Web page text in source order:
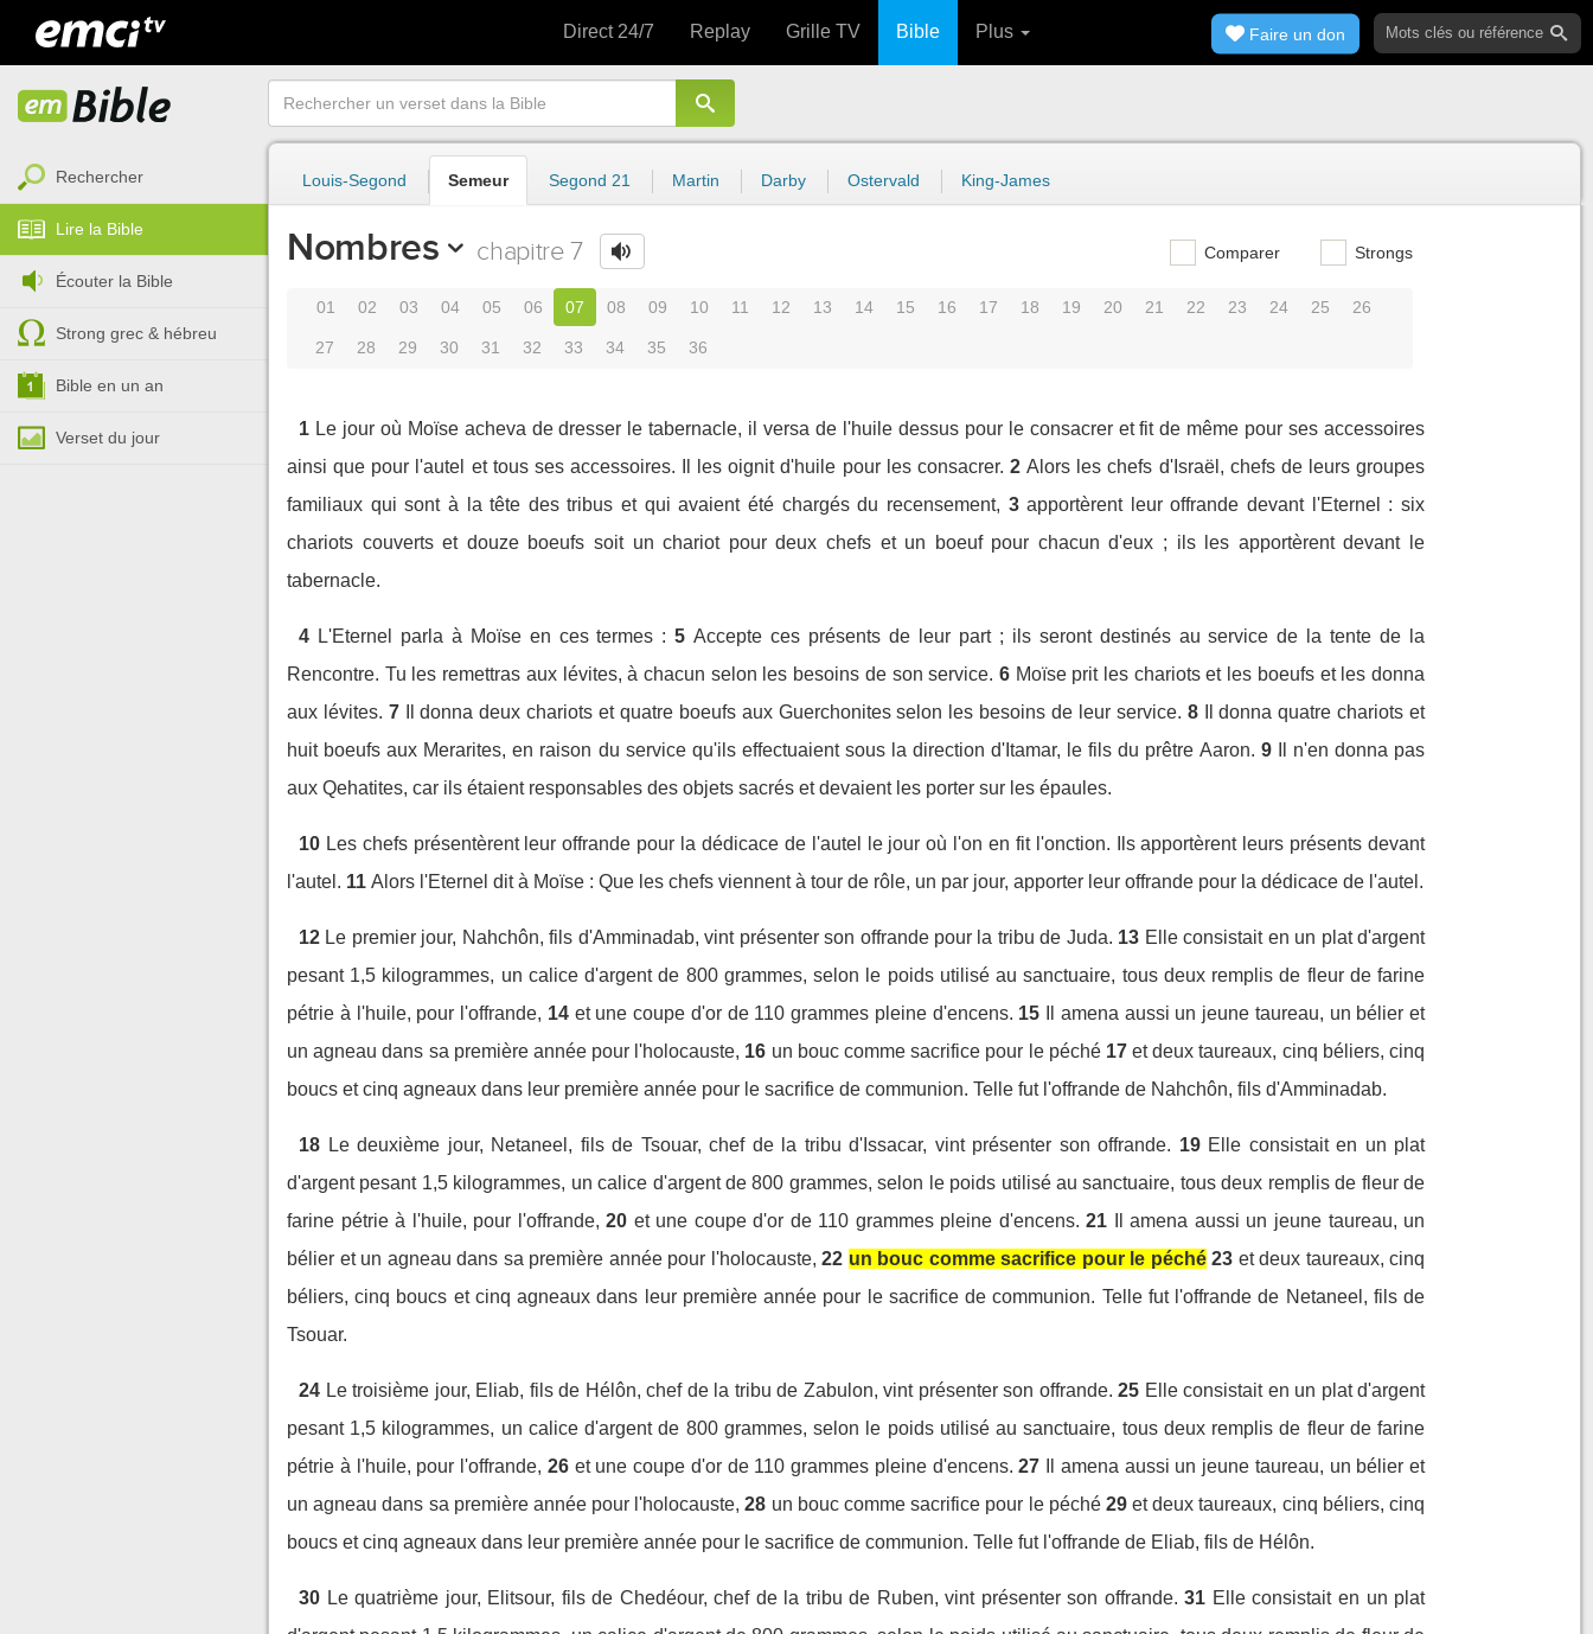
Direct 24/7 Replay Grille TV Bible Plus Faire un don
Rechercher
Lire la Bible
Écouter la Bible
Strong grec & hébreu
Bible en un an
Verset du jour
Louis-Segond Semeur Segond 21 Martin Darby Ostervald King-James
Nombres chapitre 7 Comparer Strongs
01 02 03 04 05 06 07 08 09 10 11 12 13 14 15 16 17 18 19 20 21 22 23 24 25 26
27 28 29 30 31 32 33 34 35 36
1 Le jour où Moïse acheva de dresser le tabernacle, il versa de l'huile dessus pour le consacrer et fit de même pour ses accessoires
ainsi que pour l'autel et tous ses accessoires. Il les oignit d'huile pour les consacrer. 2 Alors les chefs d'Israël, chefs de leurs groupes
familiaux qui sont à la tête des tribus et qui avaient été chargés du recensement, 3 apportèrent leur offrande devant l'Eternel : six
chariots couverts et douze boeufs soit un chariot pour deux chefs et un boeuf pour chacun d'eux ; ils les apportèrent devant le
tabernacle.
4 L'Eternel parla à Moïse en ces termes : 5 Accepte ces présents de leur part ; ils seront destinés au service de la tente de la
Rencontre. Tu les remettras aux lévites, à chacun selon les besoins de son service. 6 Moïse prit les chariots et les boeufs et les donna
aux lévites. 7 Il donna deux chariots et quatre boeufs aux Guerchonites selon les besoins de leur service. 8
Il donna quatre chariots et
huit boeufs aux Merarites, en raison du service qu'ils effectuaient sous la direction d'Itamar, le fils du prêtre Aaron. 9
Il n'en donna pas
aux Qehatites, car ils étaient responsables des objets sacrés et devaient les porter sur les épaules.
10 Les chefs présentèrent leur offrande pour la dédicace de l'autel le jour où l'on en fit l'onction. Ils apportèrent leurs présents devant
l'autel. 11 Alors l'Eternel dit à Moïse : Que les chefs viennent à tour de rôle, un par jour, apporter leur offrande pour la dédicace de l'autel.
12 Le premier jour, Nahchôn, fils d'Amminadab, vint présenter son offrande pour la tribu de Juda. 13 Elle consistait en un plat d'argent
pesant 1,5 kilogrammes, un calice d'argent de 800 grammes, selon le poids utilisé au sanctuaire, tous deux remplis de fleur de farine
pétrie à l'huile, pour l'offrande, 14 et une coupe d'or de 110 grammes pleine d'encens. 15
Il amena aussi un jeune taureau, un bélier et
un agneau dans sa première année pour l'holocauste, 16 un bouc comme sacrifice pour le péché 17 et deux taureaux, cinq béliers, cinq
boucs et cinq agneaux dans leur première année pour le sacrifice de communion. Telle fut l'offrande de Nahchôn, fils d'Amminadab.
18 Le deuxième jour, Netaneel, fils de Tsouar, chef de la tribu d'Issacar, vint présenter son offrande. 19 Elle consistait en un plat
d'argent pesant 1,5 kilogrammes, un calice d'argent de 800 grammes, selon le poids utilisé au sanctuaire, tous deux remplis de fleur de
farine pétrie à l'huile, pour l'offrande, 20 et une coupe d'or de 110 grammes pleine d'encens. 21
Il amena aussi un jeune taureau, un
bélier et un agneau dans sa première année pour l'holocauste, 22 un bouc comme sacrifice pour le péché 23 et deux taureaux, cinq
béliers, cinq boucs et cinq agneaux dans leur première année pour le sacrifice de communion. Telle fut l'offrande de Netaneel, fils de
Tsouar.
24 Le troisième jour, Eliab, fils de Hélôn, chef de la tribu de Zabulon, vint présenter son offrande. 25 Elle consistait en un plat d'argent
pesant 1,5 kilogrammes, un calice d'argent de 800 grammes, selon le poids utilisé au sanctuaire, tous deux remplis de fleur de farine
pétrie à l'huile, pour l'offrande, 26 et une coupe d'or de 110 grammes pleine d'encens. 27
Il amena aussi un jeune taureau, un bélier et
un agneau dans sa première année pour l'holocauste, 28 un bouc comme sacrifice pour le péché 29 et deux taureaux, cinq béliers, cinq
boucs et cinq agneaux dans leur première année pour le sacrifice de communion. Telle fut l'offrande de Eliab, fils de Hélôn.
30 Le quatrième jour, Elitsour, fils de Chedéour, chef de la tribu de Ruben, vint présenter son offrande. 31 Elle consistait en un plat